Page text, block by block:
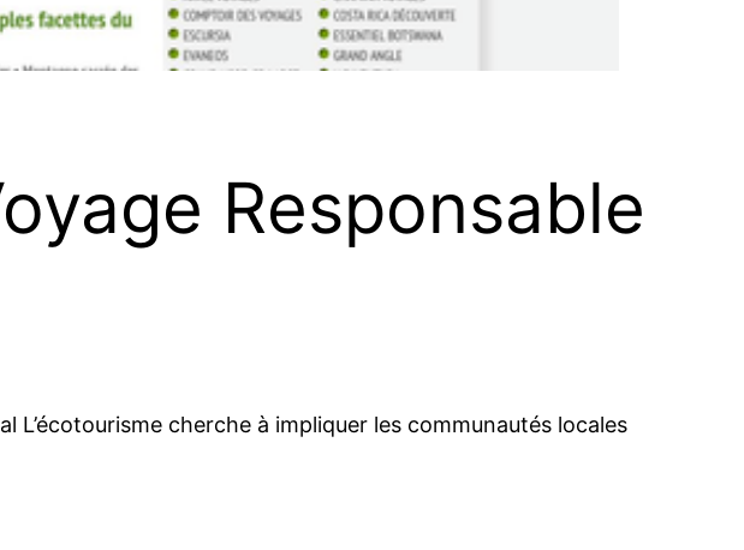
Responsable
cherche à impliquer les communautés locales